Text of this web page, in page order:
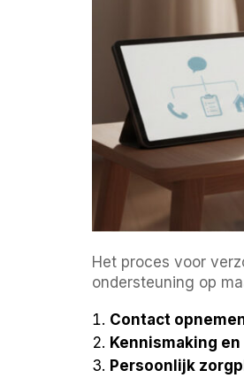
Het proces voor
ondersteuning op
Contact
Kennismaking
Persoonlijk